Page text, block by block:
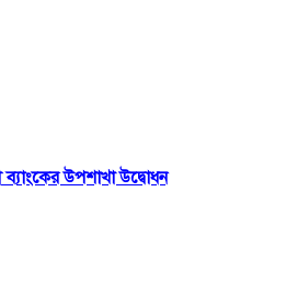
ব্যাংকের উপশাখা উদ্বোধন